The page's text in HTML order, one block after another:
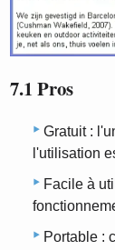
7.1 Pros
Gratuit :
l'utilisation
Facile à
Portable :